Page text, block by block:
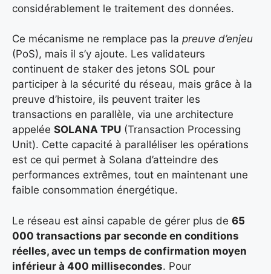
considérablement le traitement des données.
Ce mécanisme ne remplace pas la preuve d’enjeu
(PoS), mais il s’y ajoute. Les validateurs
continuent de staker des jetons SOL pour
participer à la sécurité du réseau, mais grâce à la
preuve d’histoire, ils peuvent traiter les
transactions en parallèle, via une architecture
appelée SOLANA TPU (Transaction Processing
Unit). Cette capacité à paralléliser les opérations
est ce qui permet à Solana d’atteindre des
performances extrêmes, tout en maintenant une
faible consommation énergétique.
Le réseau est ainsi capable de gérer plus de 65
000 transactions par seconde en conditions
réelles, avec un temps de confirmation moyen
inférieur à 400 millisecondes. Pour